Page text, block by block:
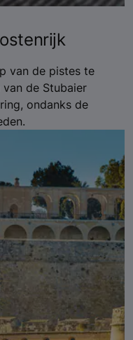
van de pistes te
de Stubaier
ondanks de